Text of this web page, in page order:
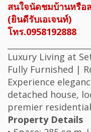
สนใจนัดชมบ้านหรือ
(ยินดีรับเอเจนท์)
โทร.0958192888
Luxury Living at
Fully Furnished |
Experience
detached house,
premier
Property Details